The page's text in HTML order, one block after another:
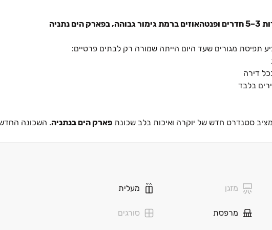
תפיסת מגורים שעד היום הייתה שמורה רק לבתים פרטיים:
סטנדרט חדש של יוקרה ואיכות בלב שכונת פארק הים בנתניה. השכונה
במקום.
ישראל מגורים.
מזגן מעלית
מרפסת סורגים